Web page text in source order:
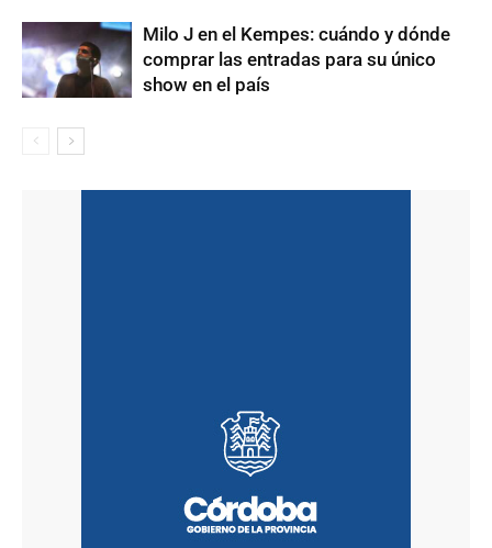
Milo J en el Kempes: cuándo y dónde
comprar las entradas para su único
show en el país